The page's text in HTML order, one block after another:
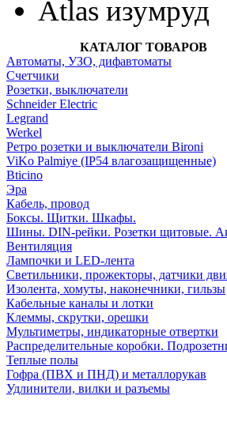
Atlas изумруд
КАТАЛОГ ТОВАРОВ
Автоматы, УЗО, дифавтоматы
Счетчики
Розетки, выключатели
Schneider Electric
Legrand
Werkel
Ретро розетки и выключатели Bironi
ViKo Palmiye (IP54 влагозащищенные)
Bticino
Эра
Кабель, провод
Боксы. Щитки. Шкафы.
Шины. DIN-рейки. Розетки щитовые.
Вентиляция
Лампочки и LED-лента
Светильники, прожекторы, датчики
Изолента, хомуты, наконечники, гильзы
Кабельные каналы и лотки
Клеммы, скрутки, орешки
Мультиметры, индикаторные отвертки
Распределительные коробки.
Теплые полы
Гофра (ПВХ и ПНД) и металлорукав
Удлинители, вилки и разъемы